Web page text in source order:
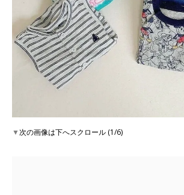
▼次の画像は下へスクロール (1/6)